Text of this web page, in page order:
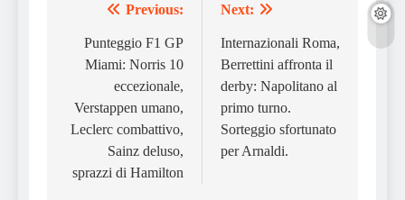
navigation
Previous:
Punteggio F1 GP
Miami: Norris 10
eccezionale,
Verstappen umano,
Leclerc combattivo,
Sainz deluso,
sprazzi di Hamilton
Next:
Internazionali Roma,
Berrettini affronta il
derby: Napolitano al
primo turno.
Sorteggio sfortunato
per Arnaldi.